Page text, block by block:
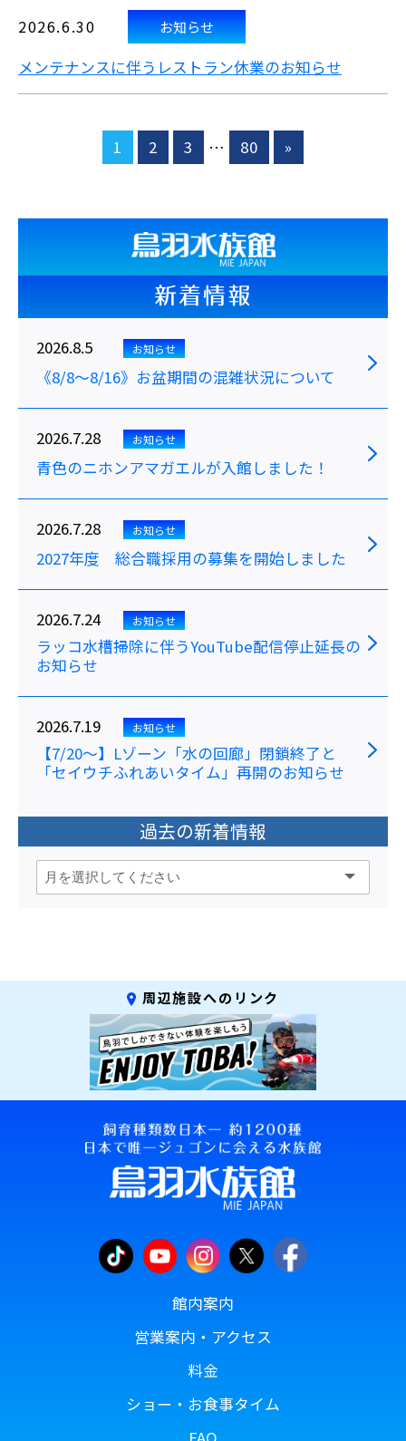
2026.6.30 お知らせ
メンテナンスに伴うレストラン休業のお知らせ
1 2 3 … 80 »
新着情報
2026.8.5 お知らせ
《8/8～8/16》お盆期間の混雑状況について
2026.7.28 お知らせ
青色のニホンアマガエルが入館しました！
2026.7.28 お知らせ
2027年度 総合職採用の募集を開始しました
2026.7.24 お知らせ
ラッコ水槽掃除に伴うYouTube配信停止延長の
お知らせ
2026.7.19 お知らせ
【7/20～】Lゾーン「水の回廊」閉鎖終了と
「セイウチふれあいタイム」再開のお知らせ
過去の新着情報
周辺施設へのリンク
館内案内
営業案内・アクセス
料金
ショー・お食事タイム